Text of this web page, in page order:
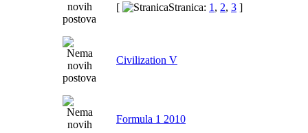
[
Stranica: 1 , 2, 3 ]
Civilization V
Formula 1 2010